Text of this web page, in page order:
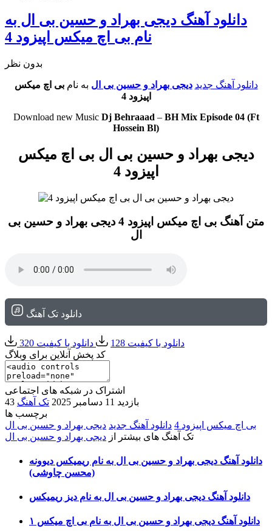
دانلود آهنگ دیجی بهراد و حسین بی ال به
نام بی اچ میکس اپیزود 4
بدون نظر
دانلود آهنگ جدید دیجی بهراد و حسین بی ال به نامبی اچ میکس
اپیزود 4
Download new Music Dj Behraaad – BH Mix Episode 04 (Ft
Hossein Bl)
دیجی بهراد و حسین بی ال بی اچ میکس
اپیزود 4
متن آهنگ بی اچ میکس اپیزود 4 دیجی بهراد و حسین بی
ال
دانلود تک آهنگ
دانلود با کیفیت 128
دانلود با کیفیت 320
کد پخش آنلاین برای وبلاگ
اشتراک در شبکه های اجتماعی
43 بازدید 11 دسامبر 2025
تک آهنگ
برچسب ها
بی اچ میکس اپیزود 4
دانلود آهنگ جدید دیجی بهراد و حسین بی ال
تک آهنگ های بیشتر از دیجی بهراد و حسین بی ال
دانلود آهنگ دیجی بهراد و حسین بی ال به نام ریمیکس دیوونه
(محسن چاوشی)
دانلود آهنگ دیجی بهراد و حسین بی ال به نام دیز ریمیکس
دانلود آهنگ دیجی بهراد و حسین بی ال به نام بی اچ میکس ۱